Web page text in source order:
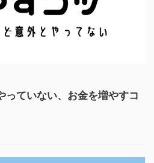
っていない、お金を増やすコ